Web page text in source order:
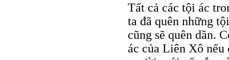
Tất cả các tội ác
ta đã quên những
cũng sẽ quên dần.
ác của Liên Xô nếu